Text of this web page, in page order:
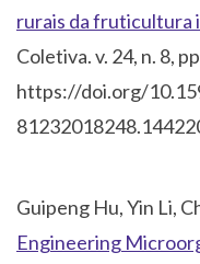
rurais da fruticultura
Coletiva. v. 24, n. 8,
https://doi.org/
Guipeng Hu, Yin Li,
Engineering